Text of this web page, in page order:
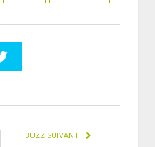
BUZZ SUIVANT